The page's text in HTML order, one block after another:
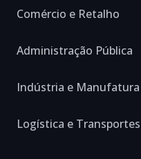
Comércio e Retalho
Administração Pública
Indústria e Manufatura
Logística e Transportes